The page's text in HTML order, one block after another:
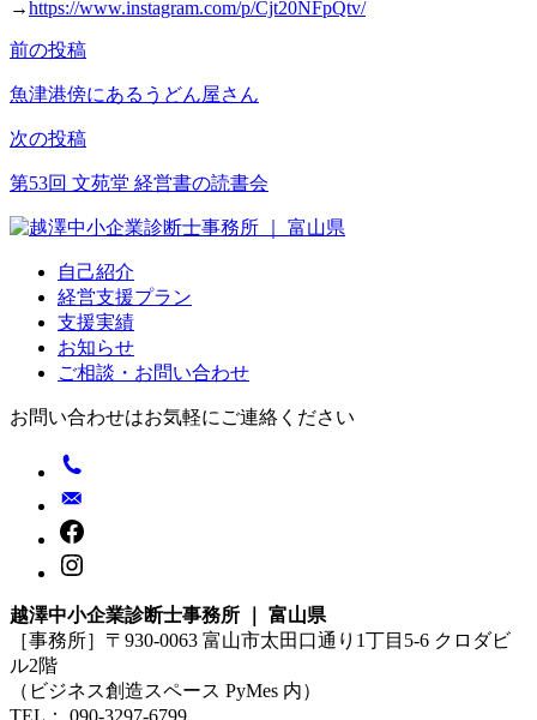
→https://www.instagram.com/p/Cjt20NFpQtv/
投
稿
ナ
ビ
ゲ
前の投稿
魚津港傍にあるうどん屋さん
次の投稿
第53回 文苑堂 経営書の読書会
自己紹介
経営支援プラン
支援実績
お知らせ
ご相談・お問い合わせ
お問い合わせはお気軽にご連絡ください
越澤中小企業診断士事務所 ｜ 富山県
［事務所］〒930-0063 富山市太田口通り1丁目5-6 クロダビ
ル2階
（ビジネス創造スペース PyMes 内）
TEL： 090-3297-6799